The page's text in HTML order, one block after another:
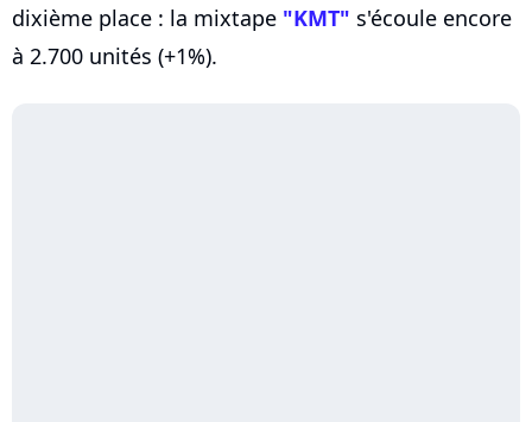
dixième place : la mixtape "KMT" s'écoule encore
à 2.700 unités (+1%).